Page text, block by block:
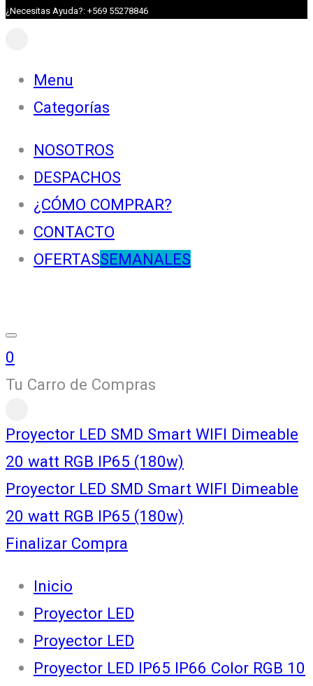
¿Necesitas Ayuda?: +569 55278846
Menu
Categorías
NOSOTROS
DESPACHOS
¿CÓMO COMPRAR?
CONTACTO
OFERTASSEMANALES
0
Tu Carro de Compras
Proyector LED SMD Smart WIFI Dimeable
20 watt RGB IP65 (180w)
Proyector LED SMD Smart WIFI Dimeable
20 watt RGB IP65 (180w)
Finalizar Compra
Inicio
Proyector LED
Proyector LED
Proyector LED IP65 IP66 Color RGB 10